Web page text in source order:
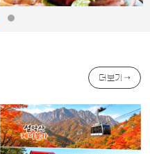
더보기 →